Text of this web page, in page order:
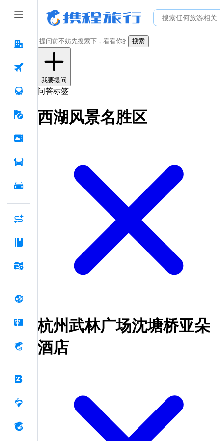
搜索
我要提问
问答标签
西湖风景名胜区
杭州武林广场沈塘桥亚朵
酒店